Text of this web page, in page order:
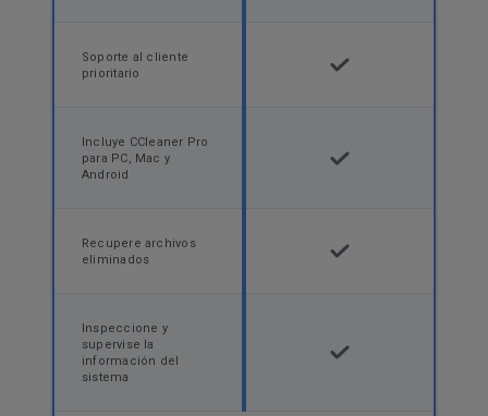
Soporte al cliente
prioritario
Incluye CCleaner Pro
para PC, Mac y
Android
Recupere archivos
eliminados
Inspeccione y
supervise la
información del
sistema